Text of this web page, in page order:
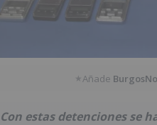
★ Añade
Con estas detenciones se